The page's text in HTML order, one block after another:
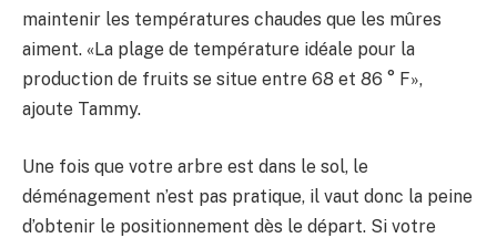
maintenir les températures chaudes que les mûres
aiment. «La plage de température idéale pour la
production de fruits se situe entre 68 et 86 ° F»,
ajoute Tammy.
Une fois que votre arbre est dans le sol, le
déménagement n’est pas pratique, il vaut donc la peine
d’obtenir le positionnement dès le départ. Si votre